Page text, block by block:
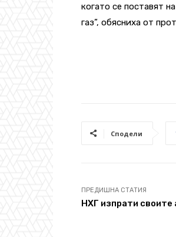
когато се поставят
газ”, обясниха от
Сподели
ПРЕДИШНА СТАТИЯ
НХГ изпрати своите